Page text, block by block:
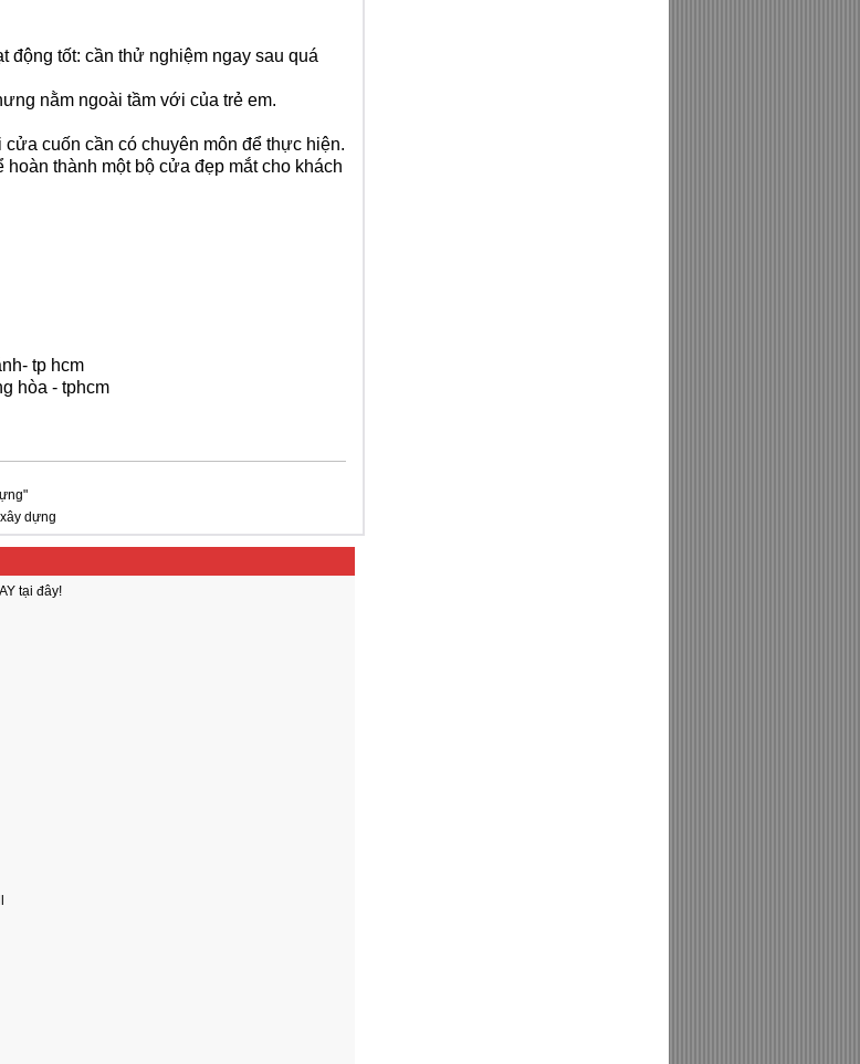
động tốt: cần thử nghiệm ngay sau quá
nằm ngoài tầm với của trẻ em.
cuốn cần có chuyên môn để thực hiện.
thành một bộ cửa đẹp mắt cho khách
tp hcm
- tphcm
dựng
tại đây!